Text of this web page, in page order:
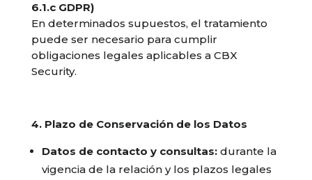
6.1.c GDPR)
En determinados supuestos, el tratamiento
puede ser necesario para cumplir
obligaciones legales aplicables a CBX
Security.
4. Plazo de Conservación de los Datos
Datos de contacto y consultas:durante la
vigencia de la relación y los plazos legales